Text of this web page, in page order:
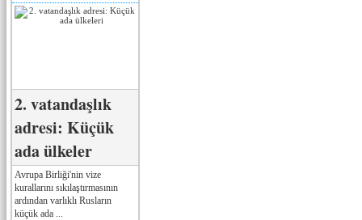
2. vatandaşlık
adresi: Küçük
ada ülkeler
Avrupa Birliği'nin vize
kurallarını sıkılaştırmasının
ardından varlıklı Rusların
küçük ada ...